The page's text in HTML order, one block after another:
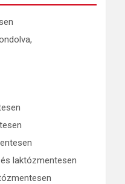
laktózmentesen